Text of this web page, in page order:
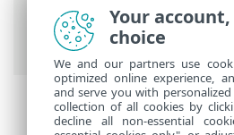
使用 ESET PROTECT On-
PROTECT On-Prem 主功能
Your
choice
We and our partners use
optimized online experience,
and serve you with
collection of all cookies by
decline all non-essential